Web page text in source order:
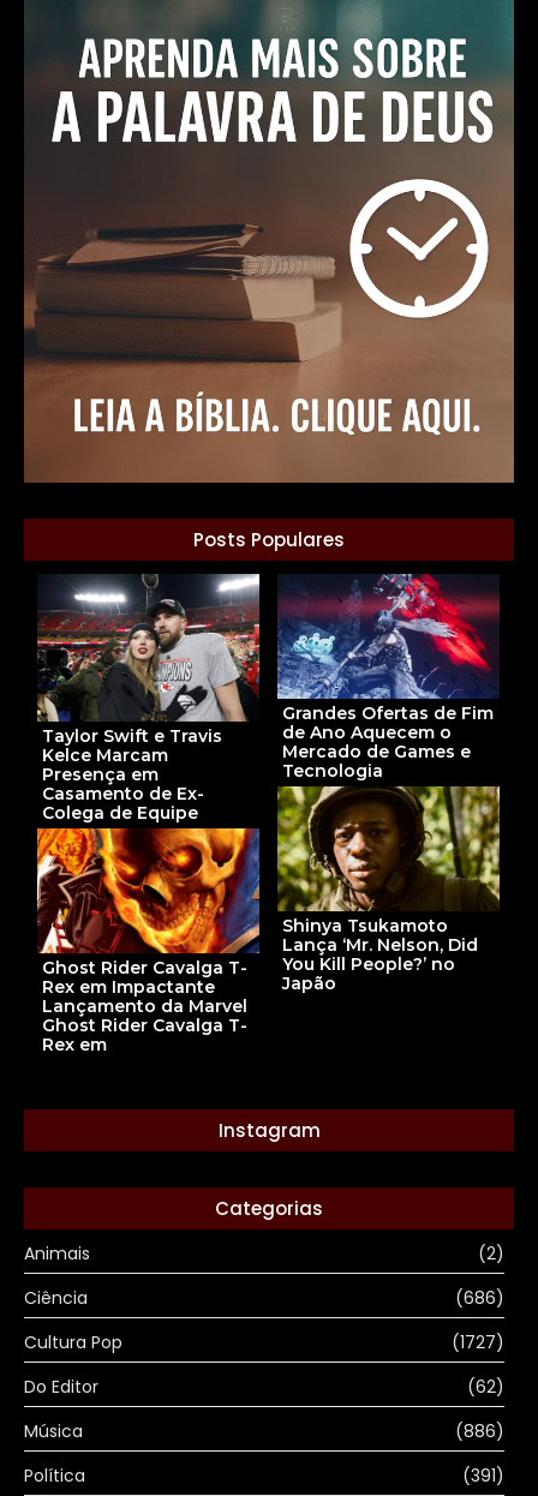
Posts Populares
Taylor Swift e Travis
Kelce Marcam
Presença em
Casamento de Ex-
Colega de Equipe
Grandes Ofertas de Fim
de Ano Aquecem o
Mercado de Games e
Tecnologia
Shinya Tsukamoto
Lança ‘Mr. Nelson, Did
You Kill People?’ no
Japão
Ghost Rider Cavalga T-
Rex em Impactante
Lançamento da Marvel
Ghost Rider Cavalga T-
Rex em
Instagram
Categorias
Animais
(2)
Ciência
(686)
Cultura Pop
(1727)
Do Editor
(62)
Música
(886)
Política
(391)